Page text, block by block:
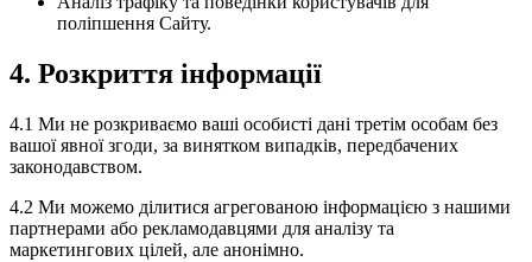
поліпшення Сайту.
4. Розкриття інформації
4.1 Ми не розкриваємо ваші особисті дані третім особам без
вашої явної згоди, за винятком випадків, передбачених
законодавством.
4.2 Ми можемо ділитися агрегованою інформацією з нашими
партнерами або рекламодавцями для аналізу та
маркетингових цілей, але анонімно.